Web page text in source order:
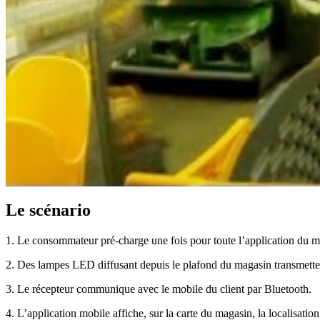
Le scénario
1. Le consommateur pré-charge une fois pour toute l’application du
2. Des lampes LED diffusant depuis le plafond du magasin
3. Le récepteur communique avec le mobile du client par Bluetooth.
4. L’application mobile affiche, sur la carte du magasin, la